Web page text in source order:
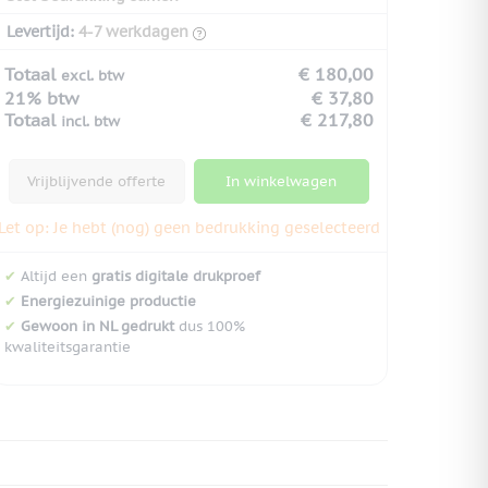
Levertijd: 4-7 werkdagen
Totaal excl. btw
€ 180,00
21% btw
€ 37,80
Totaal incl. btw € 217,80
Vrijblijvende offerte In winkelwagen
Let op: Je hebt (nog) geen bedrukking geselecteerd
✔ Altijd een gratis digitale drukproef
✔ Energiezuinige productie
✔ Gewoon in NL gedruktdus 100%
kwaliteitsgarantie